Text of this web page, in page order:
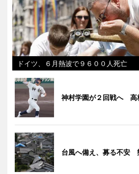
ドイツ、６月熱波で９６００人死亡
神村学園が２回戦へ 高
台風へ備え、募る不安